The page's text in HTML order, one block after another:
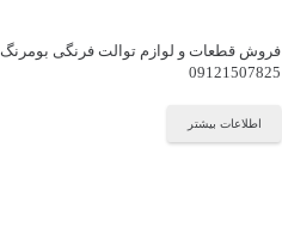
فروش قطعات و لوازم توالت فرنگی بومرنگ
09121507825
اطلاعات بیشتر